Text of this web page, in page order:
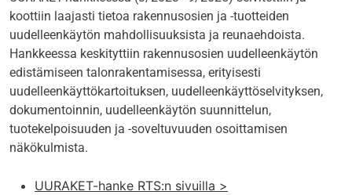
koottiin laajasti tietoa rakennusosien ja -tuotteiden
uudelleenkäytön mahdollisuuksista ja reunaehdoista.
Hankkeessa keskityttiin rakennusosien uudelleenkäytön
edistämiseen talonrakentamisessa, erityisesti
uudelleenkäyttökartoituksen, uudelleenkäyttöselvityksen,
dokumentoinnin, uudelleenkäytön suunnittelun,
tuotekelpoisuuden ja -soveltuvuuden osoittamisen
näkökulmista.
UURAKET-hanke RTS:n sivuilla >